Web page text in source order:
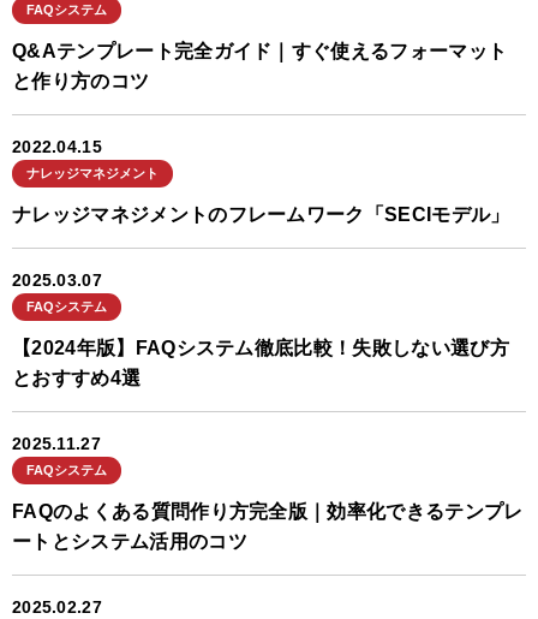
FAQシステム
Q&Aテンプレート完全ガイド｜すぐ使えるフォーマット
と作り方のコツ
2022.04.15
ナレッジマネジメント
ナレッジマネジメントのフレームワーク「SECIモデル」
2025.03.07
FAQシステム
【2024年版】FAQシステム徹底比較！失敗しない選び方
とおすすめ4選
2025.11.27
FAQシステム
FAQのよくある質問作り方完全版｜効率化できるテンプレ
ートとシステム活用のコツ
2025.02.27